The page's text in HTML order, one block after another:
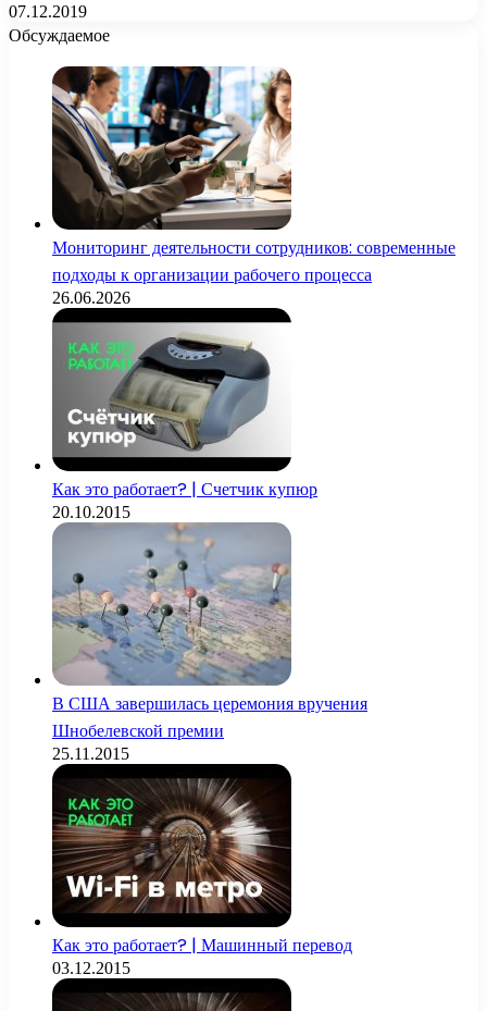
07.12.2019
Обсуждаемое
Мониторинг деятельности сотрудников: современные
подходы к организации рабочего процесса
26.06.2026
Как это работает? | Счетчик купюр
20.10.2015
В США завершилась церемония вручения
Шнобелевской премии
25.11.2015
Как это работает? | Машинный перевод
03.12.2015